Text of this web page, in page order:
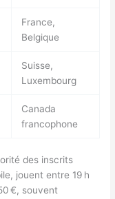
France,
Belgique
Suisse,
Luxembourg
Canada
francophone
des inscrits
jouent entre 19 h
€, souvent